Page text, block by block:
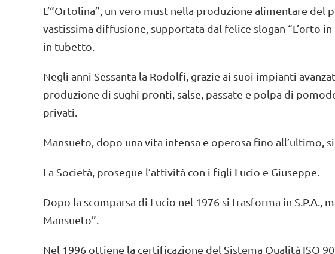
L’“Ortolina”, un vero must nella produzione alimentare del
vastissima diffusione, supportata dal felice slogan “L’orto
in tubetto.
Negli anni Sessanta la Rodolfi, grazie ai suoi impianti
produzione di sughi pronti, salse, passate e polpa di
privati.
Mansueto, dopo una vita intensa e operosa fino all’ultimo,
La Società, prosegue l’attività con i figli Lucio e Giuseppe.
Dopo la scomparsa di Lucio nel 1976 si trasforma in S.P.A.,
Mansueto”.
Nel 1996 ottiene la certificazione del Sistema Qualità ISO